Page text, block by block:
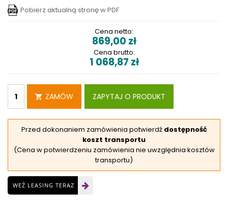
Pobierz aktualną stronę w PDF
Cena netto:
869,00 zł
Cena brutto:
1 068,87 zł
ZAMÓW ZAPYTAJ O PRODUKT
Przed dokonaniem zamówienia potwierdź dostępność
koszt transportu
(Cena w potwierdzeniu zamówienia nie uwzględnia kosztów
transportu)
WEŹ LEASING TERAZ